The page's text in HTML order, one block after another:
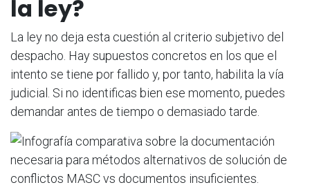
la ley?
La ley no deja esta cuestión al criterio subjetivo del
despacho. Hay supuestos concretos en los que el
intento se tiene por fallido y, por tanto, habilita la vía
judicial. Si no identificas bien ese momento, puedes
demandar antes de tiempo o demasiado tarde.